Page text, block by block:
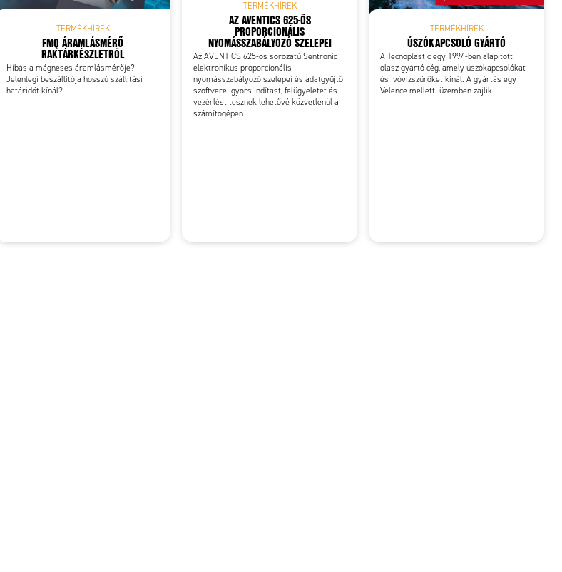
TERMÉKHÍREK
FMQ ÁRAMLÁSMÉRŐ
RAKTÁRKÉSZLETRŐL
Hibás a mágneses áramlásmérője?
Jelenlegi beszállítója hosszú szállítási
határidőt kínál?
TERMÉKHÍREK
AZ AVENTICS 625-ÖS
PROPORCIONÁLIS
NYOMÁSSZABÁLYOZÓ SZELEPEI
Az AVENTICS 625-ös sorozatú Sentronic
elektronikus proporcionális
nyomásszabályozó szelepei és adatgyűjtő
szoftverei gyors indítást, felügyeletet és
vezérlést tesznek lehetővé közvetlenül a
számítógépen
TERMÉKHÍREK
ÚSZÓKAPCSOLÓ GYÁRTÓ
A Tecnoplastic egy 1994-ben alapított
olasz gyártó cég, amely úszókapcsolókat
és ivóvízszűrőket kínál. A gyártás egy
Velence melletti üzemben zajlik.